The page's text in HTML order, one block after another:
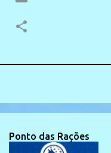
Ponto das Rações